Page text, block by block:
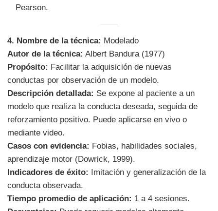
Pearson.
4. Nombre de la técnica: Modelado
Autor de la técnica: Albert Bandura (1977)
Propósito: Facilitar la adquisición de nuevas
conductas por observación de un modelo.
Descripción detallada: Se expone al paciente a un
modelo que realiza la conducta deseada, seguida de
reforzamiento positivo. Puede aplicarse en vivo o
mediante video.
Casos con evidencia: Fobias, habilidades sociales,
aprendizaje motor (Dowrick, 1999).
Indicadores de éxito: Imitación y generalización de la
conducta observada.
Tiempo promedio de aplicación: 1 a 4 sesiones.